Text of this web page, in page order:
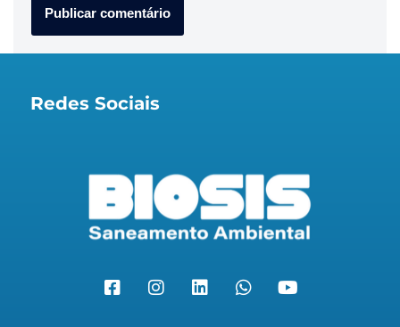
Redes Sociais